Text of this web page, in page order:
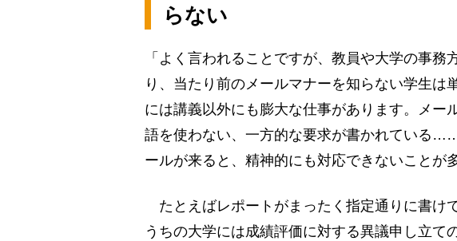
らない
「よく言われることですが、教員や大学の事務
り、当たり前のメールマナーを知らない学生は
には講義以外にも膨大な仕事があります。メー
語を使わない、一方的な要求が書かれている
ールが来ると、精神的にも対応できないことが多
たとえばレポートがまったく指定通りに書け
うちの大学には成績評価に対する異議申し立て